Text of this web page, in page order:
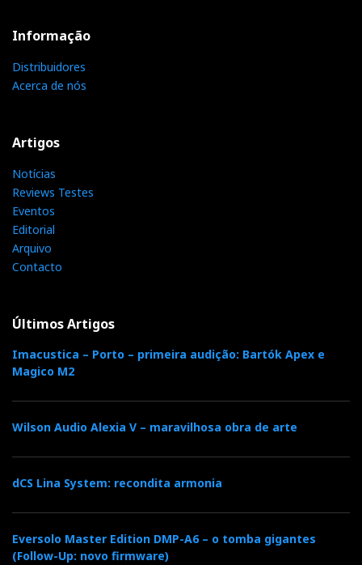
Informação
Distribuidores
Acerca de nós
Artigos
Notícias
Reviews Testes
Eventos
Editorial
Arquivo
Contacto
Últimos Artigos
Imacustica – Porto – primeira audição: Bartók Apex e
Magico M2
Wilson Audio Alexia V – maravilhosa obra de arte
dCS Lina System: recondita armonia
Eversolo Master Edition DMP-A6 – o tomba gigantes
(Follow-Up: novo firmware)